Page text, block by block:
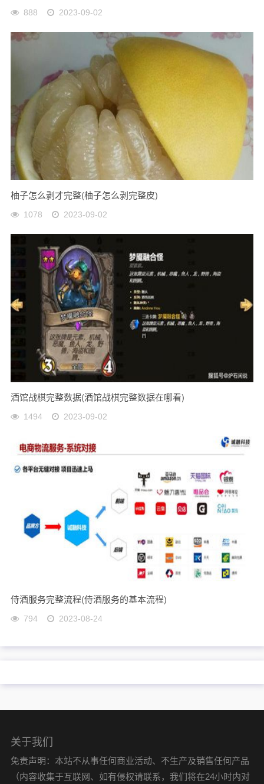
888 2023-09-02
柚子怎么剥才完整(柚子怎么剥完整皮)
1078 2023-09-02
酒馆战棋完整数据(酒馆战棋完整数据在哪看)
1494 2023-09-02
侍酒服务完整流程(侍酒服务的基本流程)
794 2023-08-24
关于我们
免责声明：本站不从事任何商业活动、不生产及销售任何产品
（内容收集于互联网、如有侵权请联系，我们将在24小时内对